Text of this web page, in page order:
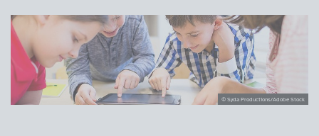
© Syda Productions/Adobe Stock